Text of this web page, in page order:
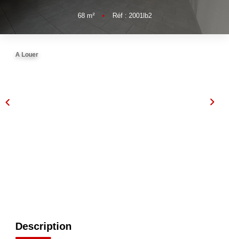
Transaction
Gestion Locative
68m² • Réf : 2001lb2
A Louer
Description